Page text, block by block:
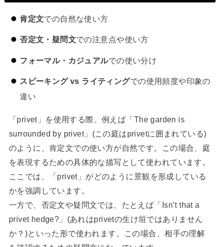
肯定文での自然な使い方
否定文・疑問文での注意点や使い方
フォーマル・カジュアルでの使い分け
スピーキング vs ライティングでの使用頻度や印象の
違い
「privet」を使用する際、例えば「The garden is
surrounded by privet」(この庭はprivetに囲まれている)
のように、肯定文での使い方が自然です。この場合、庭
を表現するための具体的な描写として使われています。
ここでは、「privet」がどのように景観を形成している
かを強調しています。
一方で、否定文や疑問文では、たとえば「Isn’t that a
privet hedge?」(あれはprivetの生け垣ではありません
か？)といった形で使われます。この場合、相手の理解